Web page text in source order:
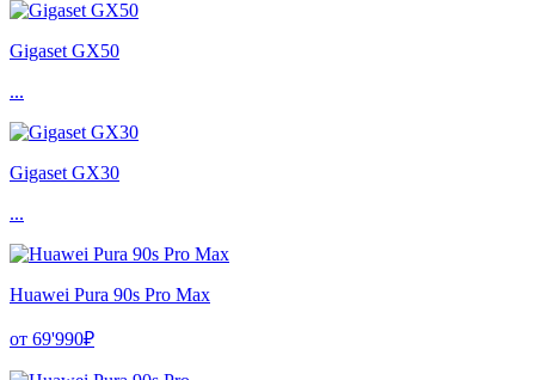
Gigaset GX50
...
Gigaset GX30
...
Huawei Pura 90s Pro Max
от 69'990₽